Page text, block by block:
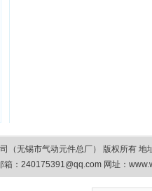
（无锡市气动元件总厂） 版权所有
箱：240175391@qq.com 网址：